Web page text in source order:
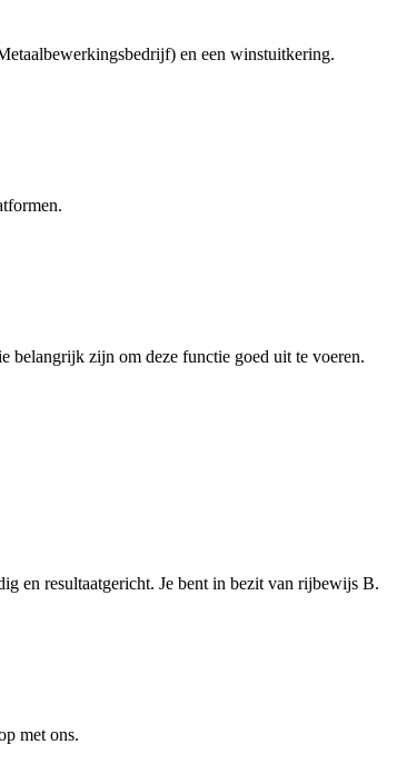
en een winstuitkering.
belangrijk zijn om deze functie goed uit te voeren.
en resultaatgericht. Je bent in bezit van rijbewijs B.
met ons.